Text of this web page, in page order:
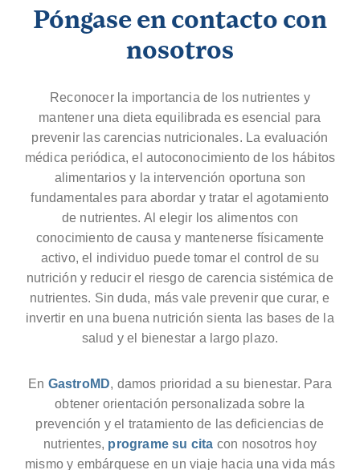
Póngase en contacto con
nosotros
Reconocer la importancia de los nutrientes y
mantener una dieta equilibrada es esencial para
prevenir las carencias nutricionales. La evaluación
médica periódica, el autoconocimiento de los hábitos
alimentarios y la intervención oportuna son
fundamentales para abordar y tratar el agotamiento
de nutrientes. Al elegir los alimentos con
conocimiento de causa y mantenerse físicamente
activo, el individuo puede tomar el control de su
nutrición y reducir el riesgo de carencia sistémica de
nutrientes. Sin duda, más vale prevenir que curar, e
invertir en una buena nutrición sienta las bases de la
salud y el bienestar a largo plazo.
En GastroMD, damos prioridad a su bienestar. Para
obtener orientación personalizada sobre la
prevención y el tratamiento de las deficiencias de
nutrientes, programe su cita con nosotros hoy
mismo y embárquese en un viaje hacia una vida más